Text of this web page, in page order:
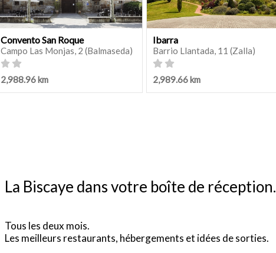
Convento San Roque
Campo Las Monjas, 2 (Balmaseda)
2,988.96 km
Ibarra
Barrio Llantada, 11 (Zalla)
2,989.66 km
La Biscaye dans votre boîte de réception.
Tous les deux mois.
Les meilleurs restaurants, hébergements et idées de sorties.